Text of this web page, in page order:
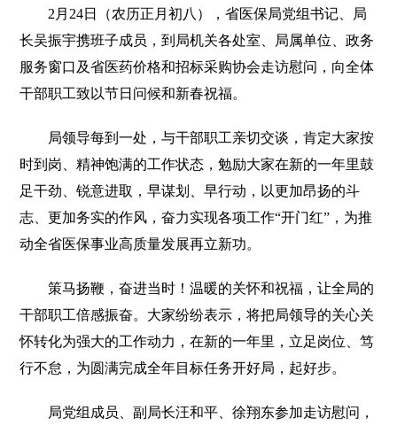
2月24日（农历正月初八），省医保局党组书记、局
长吴振宇携班子成员，到局机关各处室、局属单位、政务
服务窗口及省医药价格和招标采购协会走访慰问，向全体
干部职工致以节日问候和新春祝福。
局领导每到一处，与干部职工亲切交谈，肯定大家按
时到岗、精神饱满的工作状态，勉励大家在新的一年里鼓
足干劲、锐意进取，早谋划、早行动，以更加昂扬的斗
志、更加务实的作风，奋力实现各项工作“开门红”，为推
动全省医保事业高质量发展再立新功。
策马扬鞭，奋进当时！温暖的关怀和祝福，让全局的
干部职工倍感振奋。大家纷纷表示，将把局领导的关心关
怀转化为强大的工作动力，在新的一年里，立足岗位、笃
行不怠，为圆满完成全年目标任务开好局，起好步。
局党组成员、副局长汪和平、徐翔东参加走访慰问，